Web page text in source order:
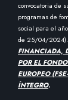
convocatoria de
programas de
social para el
de 25/04/2024).
FINANCIADA,
POR EL
EUROPEO
ÍNTEGRO.